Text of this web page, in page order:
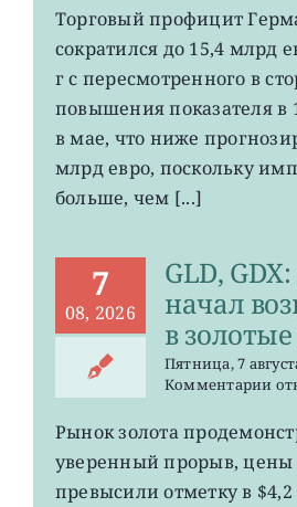
4-
Торговый профицит
сократился до 15,4 млрд
г с пересмотренного в
повышения показателя в
в мае, что ниже
млрд евро, поскольку
больше, чем [...]
7
08, 2026
GLD,
начал
в золотые
Пятница, 7
Комментариик
Рынок золота
уверенный прорыв, цены
превысили отметку в